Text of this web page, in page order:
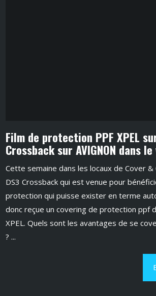
Film de protection PPF XPEL
Crossback sur AVIGNON dans
Cette semaine dans les locaux de Cover &
DS3 Crossback qui est venue pour
protection qui puisse exister en terme
donc reçue un covering de protection ppf
XPEL. Quels sont les avantages de se
? ...